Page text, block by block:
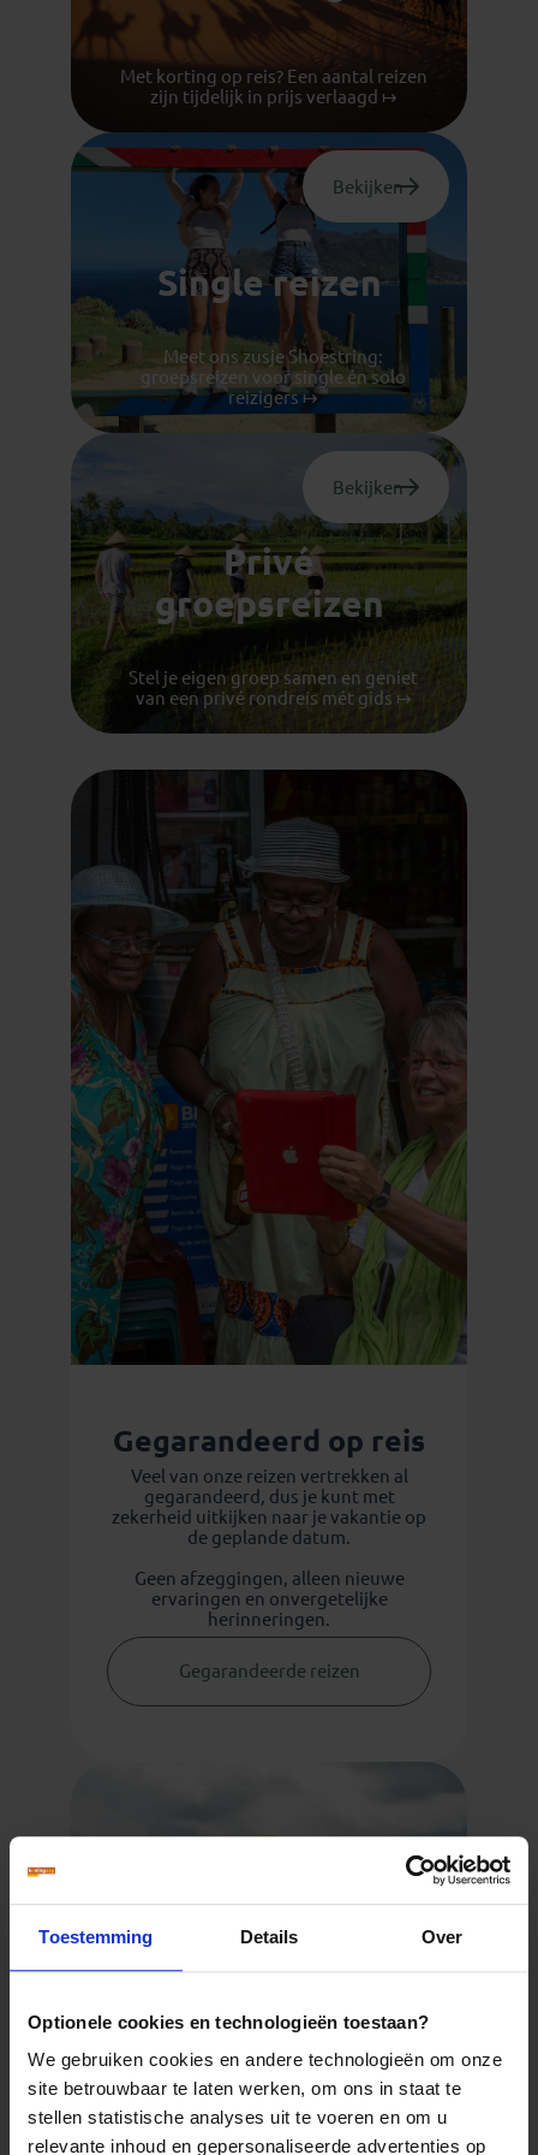
Toestemming Details Over
Optionele cookies en technologieën toestaan?
We gebruiken cookies en andere technologieën om onze
site betrouwbaar te laten werken, om ons in staat te
stellen statistische analyses uit te voeren en om u
relevante inhoud en gepersonaliseerde advertenties op
Met korting op reis? Een aantal reizen
zijn tijdelijk in prijs verlaagd ↦
Bekijken
Single reizen
Meet ons zusje Shoestring:
groepsreizen voor single én solo
reizigers ↦
Bekijken
Privé
groepsreizen
Stel je eigen groep samen en geniet
van een privé rondreis mét gids ↦
Gegarandeerd op reis
Veel van onze reizen vertrekken al
gegarandeerd, dus je kunt met
zekerheid uitkijken naar je vakantie op
de geplande datum.
Geen afzeggingen, alleen nieuwe
ervaringen en onvergetelijke
herinneringen.
Gegarandeerde reizen